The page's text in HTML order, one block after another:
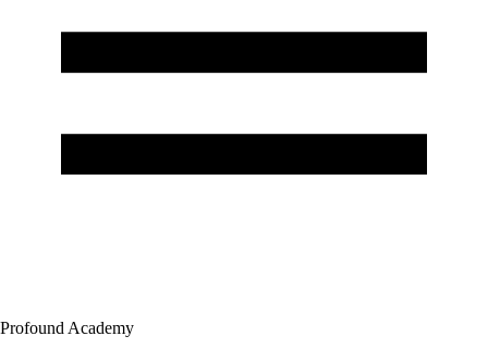
Profound Academy